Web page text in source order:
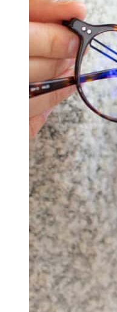
に
は
複
数
の
バ
リ
エ
ー
シ
ョ
ン
が
あ
り
ま
す。
オ
プ
シ
ョ
は
商